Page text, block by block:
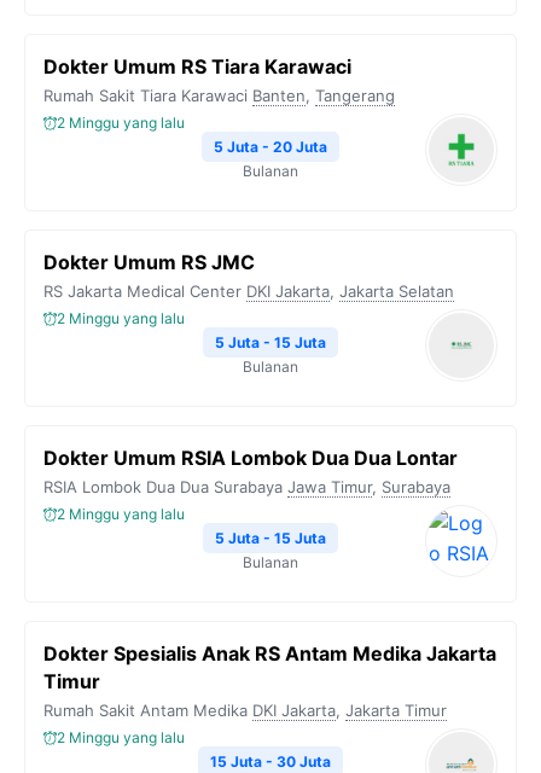
Dokter Umum RS Tiara Karawaci
Rumah Sakit Tiara Karawaci Banten, Tangerang
2 Minggu yang lalu
5 Juta - 20 Juta
Bulanan
Dokter Umum RS JMC
RS Jakarta Medical Center DKI Jakarta, Jakarta Selatan
2 Minggu yang lalu
5 Juta - 15 Juta
Bulanan
Dokter Umum RSIA Lombok Dua Dua Lontar
RSIA Lombok Dua Dua Surabaya Jawa Timur, Surabaya
2 Minggu yang lalu
5 Juta - 15 Juta
Bulanan
Dokter Spesialis Anak RS Antam Medika Jakarta
Timur
Rumah Sakit Antam Medika DKI Jakarta, Jakarta Timur
2 Minggu yang lalu
15 Juta - 30 Juta